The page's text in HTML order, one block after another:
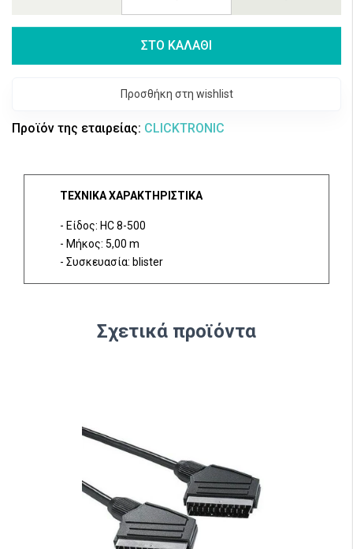
ΣΤΟ ΚΑΛΑΘΙ
Προσθήκη στη wishlist
Προϊόν της εταιρείας: CLICKTRONIC
ΤΕΧΝΙΚΑ ΧΑΡΑΚΤΗΡΙΣΤΙΚΑ
- Είδος: HC 8-500
- Μήκος: 5,00 m
- Συσκευασία: blister
Σχετικά προϊόντα